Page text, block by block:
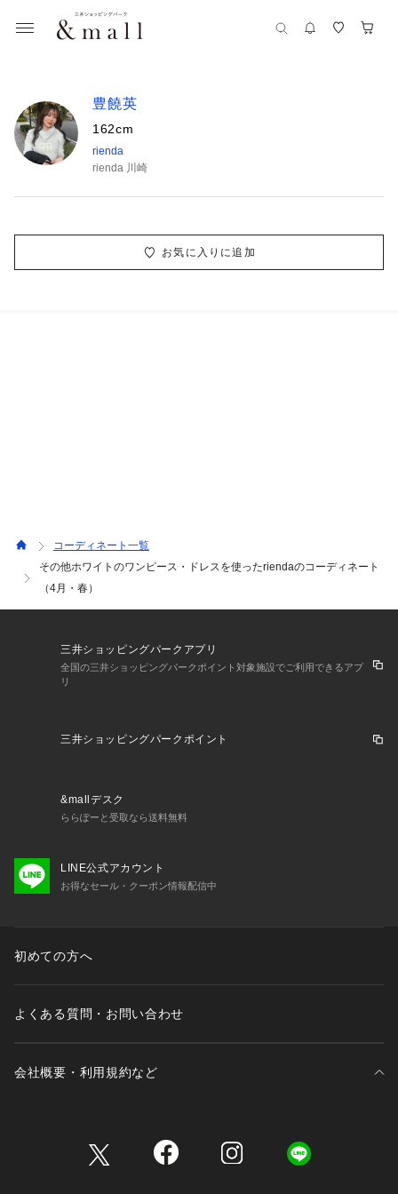
豊饒英
162cm
rienda
rienda 川崎
お気に入りに追加
コーディネート一覧
その他ホワイトのワンピース・ドレスを使ったriendaのコーディネート
（4月・春）
三井ショッピングパークアプリ
全国の三井ショッピングパークポイント対象施設でご利用できるアプ
リ
三井ショッピングパークポイント
&mallデスク
ららぽーと受取なら送料無料
LINE公式アカウント
お得なセール・クーポン情報配信中
初めての方へ
よくある質問・お問い合わせ
会社概要・利用規約など